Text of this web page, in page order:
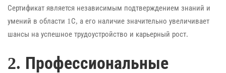
Сертификат является независимым подтверждением знаний и
умений в области 1С, а его наличие значительно увеличивает
шансы на успешное трудоустройство и карьерный рост.
2. Профессиональные